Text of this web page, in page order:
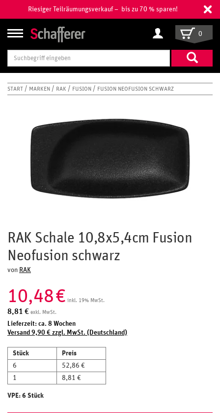
Riesiger Teilräumungsverkauf – bis zu 70 % sparen!
Suchbegriff
eingeben
0
START MARKEN RAK FUSION FUSION NEOFUSION SCHWARZ
RAK Schale 10,8x5,4cm Fusion
Neofusion schwarz
von RAK
10,48€ inkl. 19% MwSt.
8,81 € exkl. MwSt.
Lieferzeit: ca. 8 Wochen
Versand 9,90 € zzgl. MwSt. (Deutschland)
Stück
Preis
6
52,86 €
1
8,81 €
VPE: 6 Stück